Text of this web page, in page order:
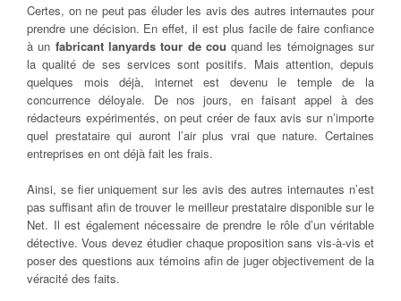
Certes, on ne peut pas éluder les avis des autres internautes pour
prendre une décision. En effet, il est plus facile de faire confiance
à un fabricant lanyards tour de cou quand les témoignages sur
la qualité de ses services sont positifs. Mais attention, depuis
quelques mois déjà, internet est devenu le temple de la
concurrence déloyale. De nos jours, en faisant appel à des
rédacteurs expérimentés, on peut créer de faux avis sur n’importe
quel prestataire qui auront l’air plus vrai que nature. Certaines
entreprises en ont déjà fait les frais.
Ainsi, se fier uniquement sur les avis des autres internautes n’est
pas suffisant afin de trouver le meilleur prestataire disponible sur le
Net. Il est également nécessaire de prendre le rôle d’un véritable
détective. Vous devez étudier chaque proposition sans vis-à-vis et
poser des questions aux témoins afin de juger objectivement de la
véracité des faits.